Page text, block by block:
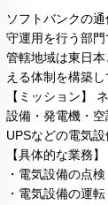
ソフトバンクの
守運用を行う部門
管轄地域は東日
える体制を構築し
【ミッション】
設備・発電機・
UPSなどの電気
【具体的な業務】
・電気設備の点
・電気設備の運